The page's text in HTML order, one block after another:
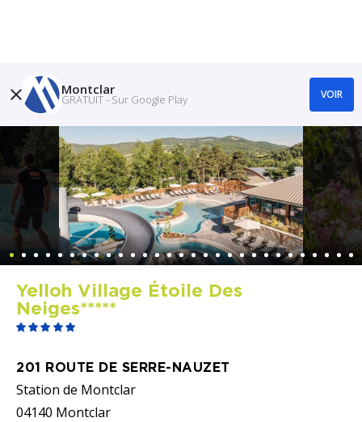
Yelloh Village Étoile Des
Neiges*****
201 ROUTE DE SERRE-NAUZET
Station de Montclar
04140 Montclar
Montclar
GRATUIT - Sur Google Play VOIR